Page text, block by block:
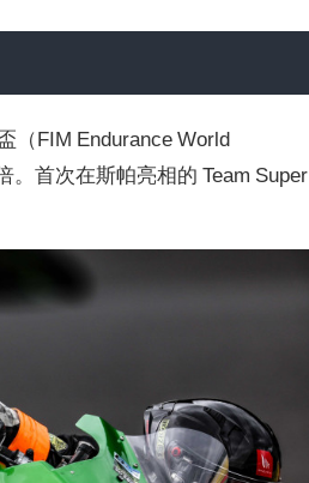
（FIM Endurance World
首次在斯帕亮相的 Team Super